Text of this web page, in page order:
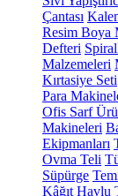
Çantası
Resim Boya
Defteri
Malzemeleri
Kırtasiye Seti
Para
Ofis Sarf
Makineleri
Ekipmanları
Ovma Teli
Süpürge
Kâğıt Havlu